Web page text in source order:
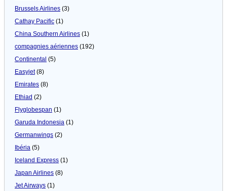
Brussels Airlines (3)
Cathay Pacific (1)
China Southern Airlines (1)
compagnies aériennes (192)
Continental (5)
Easyjet(8)
Emirates (8)
Ethiad (2)
Flyglobespan (1)
Garuda Indonesia (1)
Germanwings (2)
Ibéria (5)
Iceland Express (1)
Japan Airlines (8)
Jet Airways (1)